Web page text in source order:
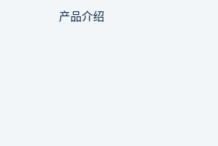
产品介绍